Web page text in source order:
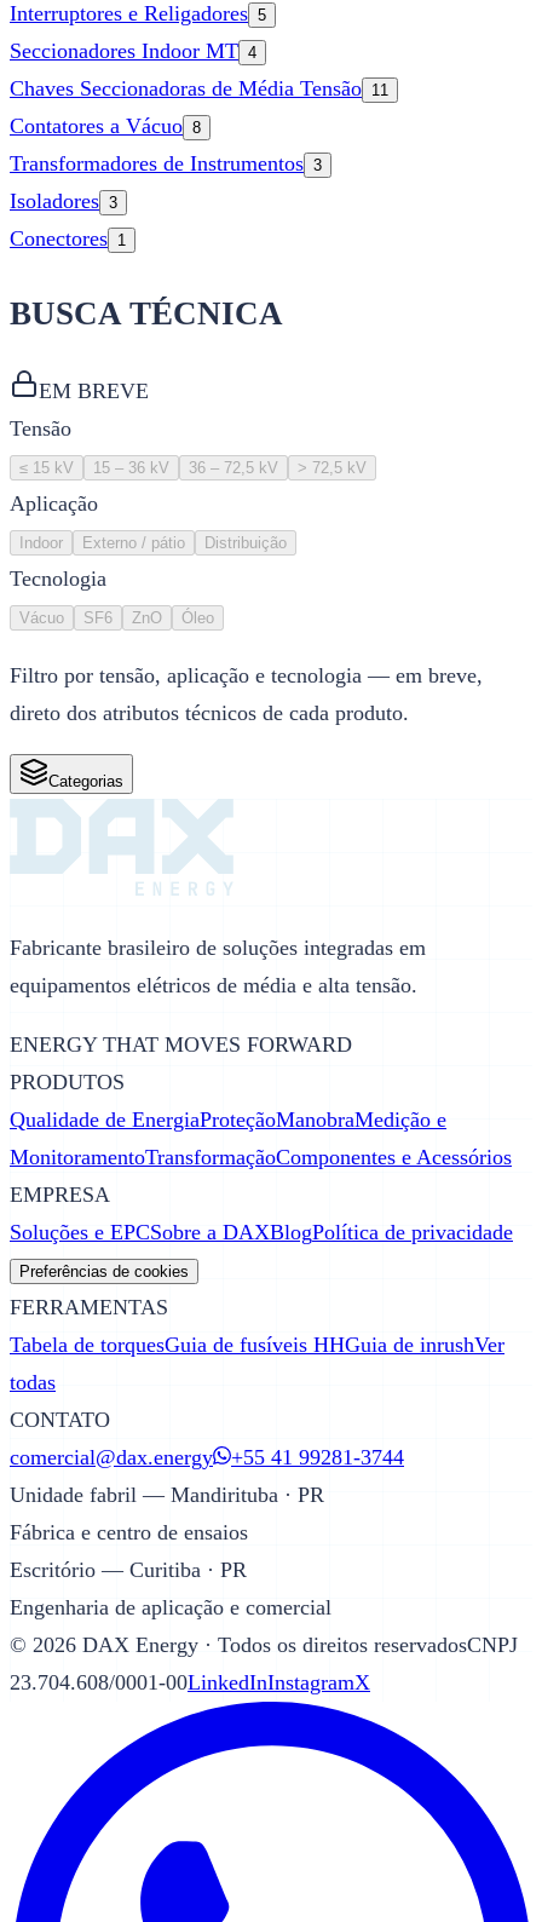
Interruptores e Religadores 5
Seccionadores Indoor MT 4
Chaves Seccionadoras de Média Tensão 11
Contatores a Vácuo 8
Transformadores de Instrumentos 3
Isoladores 3
Conectores 1
BUSCA TÉCNICA
EM BREVE
Tensão
≤ 15 kV 15 – 36 kV 36 – 72,5 kV > 72,5 kV
Aplicação
Indoor Externo / pátio Distribuição
Tecnologia
Vácuo SF6 ZnO Óleo
Filtro por tensão, aplicação e tecnologia — em breve,
direto dos atributos técnicos de cada produto.
Categorias
Fabricante brasileiro de soluções integradas em
equipamentos elétricos de média e alta tensão.
ENERGY THAT MOVES FORWARD
PRODUTOS
Qualidade de EnergiaProteçãoManobraMedição e
MonitoramentoTransformaçãoComponentes e Acessórios
EMPRESA
Soluções e EPCSobre a DAXBlogPolítica de privacidade
Preferências de cookies
FERRAMENTAS
Tabela de torquesGuia de fusíveis HHGuia de inrushVer
todas
CONTATO
comercial@dax.energy
+55 41 99281-3744
Unidade fabril — Mandirituba · PR
Fábrica e centro de ensaios
Escritório — Curitiba · PR
Engenharia de aplicação e comercial
© 2026 DAX Energy · Todos os direitos reservadosCNPJ
23.704.608/0001-00LinkedInInstagramX